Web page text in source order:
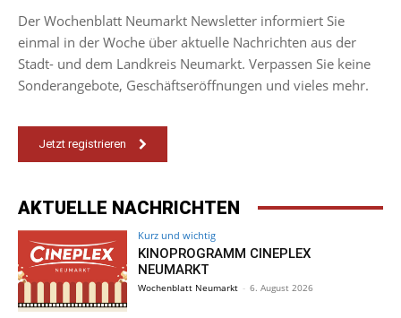
Der Wochenblatt Neumarkt Newsletter informiert Sie
einmal in der Woche über aktuelle Nachrichten aus der
Stadt- und dem Landkreis Neumarkt. Verpassen Sie keine
Sonderangebote, Geschäftseröffnungen und vieles mehr.
Jetzt registrieren
AKTUELLE NACHRICHTEN
Kurz und wichtig
KINOPROGRAMM CINEPLEX
NEUMARKT
Wochenblatt Neumarkt - 6. August 2026